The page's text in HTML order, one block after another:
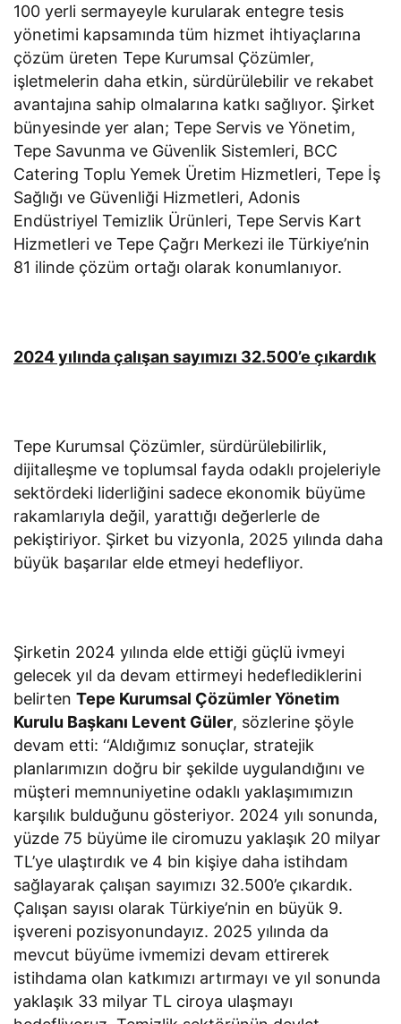
100 yerli sermayeyle kurularak entegre tesis
yönetimi kapsamında tüm hizmet ihtiyaçlarına
çözüm üreten Tepe Kurumsal Çözümler,
işletmelerin daha etkin, sürdürülebilir ve rekabet
avantajına sahip olmalarına katkı sağlıyor. Şirket
bünyesinde yer alan; Tepe Servis ve Yönetim,
Tepe Savunma ve Güvenlik Sistemleri, BCC
Catering Toplu Yemek Üretim Hizmetleri, Tepe İş
Sağlığı ve Güvenliği Hizmetleri, Adonis
Endüstriyel Temizlik Ürünleri, Tepe Servis Kart
Hizmetleri ve Tepe Çağrı Merkezi ile Türkiye’nin
81 ilinde çözüm ortağı olarak konumlanıyor.
2024 yılında çalışan sayımızı 32.500’e çıkardık
Tepe Kurumsal Çözümler, sürdürülebilirlik,
dijitalleşme ve toplumsal fayda odaklı projeleriyle
sektördeki liderliğini sadece ekonomik büyüme
rakamlarıyla değil, yarattığı değerlerle de
pekiştiriyor. Şirket bu vizyonla, 2025 yılında daha
büyük başarılar elde etmeyi hedefliyor.
Şirketin 2024 yılında elde ettiği güçlü ivmeyi
gelecek yıl da devam ettirmeyi hedeflediklerini
belirtenTepe Kurumsal Çözümler Yönetim
Kurulu Başkanı Levent Güler, sözlerine şöyle
devam etti: ‘‘Aldığımız sonuçlar, stratejik
planlarımızın doğru bir şekilde uygulandığını ve
müşteri memnuniyetine odaklı yaklaşımımızın
karşılık bulduğunu gösteriyor. 2024 yılı sonunda,
yüzde 75 büyüme ile ciromuzu yaklaşık 20 milyar
TL’ye ulaştırdık ve 4 bin kişiye daha istihdam
sağlayarak çalışan sayımızı 32.500’e çıkardık.
Çalışan sayısı olarak Türkiye’nin en büyük 9.
işvereni pozisyonundayız. 2025 yılında da
mevcut büyüme ivmemizi devam ettirerek
istihdama olan katkımızı artırmayı ve yıl sonunda
yaklaşık 33 milyar TL ciroya ulaşmayı